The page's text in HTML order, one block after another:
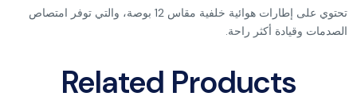
تحتوي على إطارات هوائية خلفية مقاس 12 بوصة، والتي توفر امتصاص
الصدمات وقيادة أكثر راحة.
Related Products